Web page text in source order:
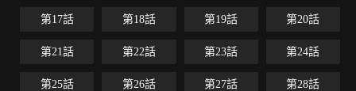
第17話 第18話 第19話 第20話
第21話 第22話 第23話 第24話
第25話 第26話 第27話 第28話